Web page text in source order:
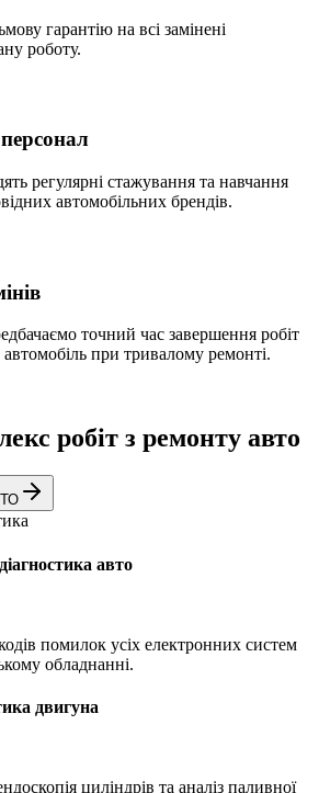
гарантію на всі замінені
роботу.
регулярні стажування та навчання
автомобільних брендів.
точний час завершення робіт
при тривалому ремонті.
робіт з ремонту авто
авто
помилок усіх електронних систем
обладнанні.
двигуна
циліндрів та аналіз паливної